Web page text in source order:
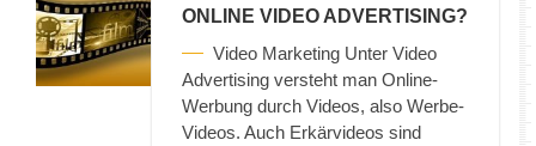
ONLINE VIDEO ADVERTISING?
Video Marketing Unter Video
Advertising versteht man Online-
Werbung durch Videos, also Werbe-
Videos. Auch Erkärvideos sind